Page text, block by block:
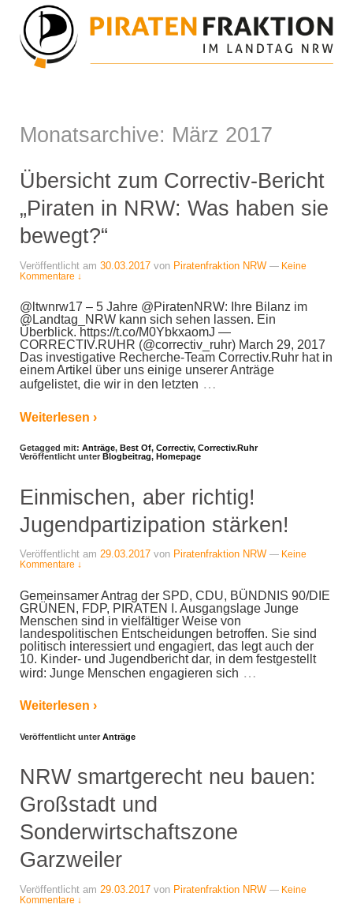
Monatsarchive: März 2017
Übersicht zum Correctiv-Bericht
„Piraten in NRW: Was haben sie
bewegt?“
Veröffentlicht am 30.03.2017 von Piratenfraktion NRW — Keine
Kommentare ↓
@ltwnrw17 – 5 Jahre @PiratenNRW: Ihre Bilanz im
@Landtag_NRW kann sich sehen lassen. Ein
Überblick. https://t.co/M0YbkxaomJ —
CORRECTIV.RUHR (@correctiv_ruhr) March 29, 2017
Das investigative Recherche-Team Correctiv.Ruhr hat in
einem Artikel über uns einige unserer Anträge
aufgelistet, die wir in den letzten …
Weiterlesen ›
Getagged mit: Anträge, Best Of, Correctiv, Correctiv.Ruhr
Veröffentlicht unter Blogbeitrag, Homepage
Einmischen, aber richtig!
Jugendpartizipation stärken!
Veröffentlicht am 29.03.2017 von Piratenfraktion NRW — Keine
Kommentare ↓
Gemeinsamer Antrag der SPD, CDU, BÜNDNIS 90/DIE
GRÜNEN, FDP, PIRATEN I. Ausgangslage Junge
Menschen sind in vielfältiger Weise von
landespolitischen Entscheidungen betroffen. Sie sind
politisch interessiert und engagiert, das legt auch der
10. Kinder- und Jugendbericht dar, in dem festgestellt
wird: Junge Menschen engagieren sich …
Weiterlesen ›
Veröffentlicht unter Anträge
NRW smartgerecht neu bauen:
Großstadt und
Sonderwirtschaftszone
Garzweiler
Veröffentlicht am 29.03.2017 von Piratenfraktion NRW — Keine
Kommentare ↓